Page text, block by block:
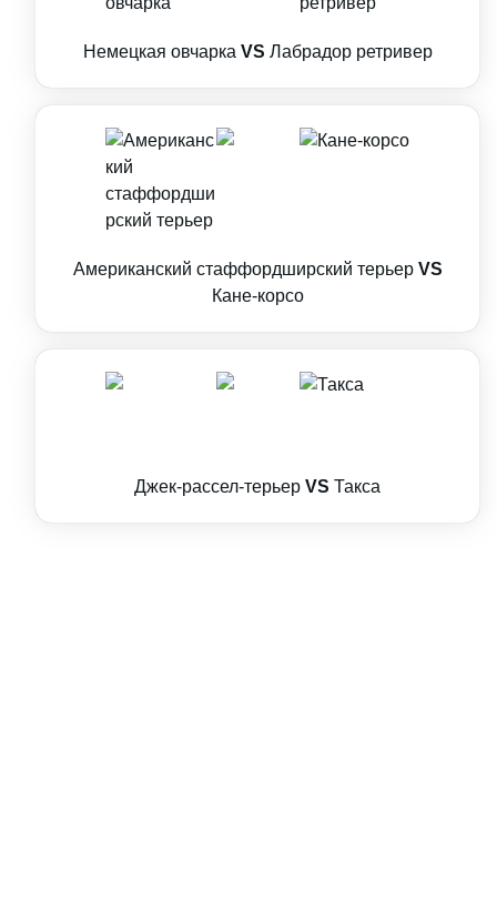
Немецкая овчарка VS Лабрадор ретривер
Американский стаффордширский терьер VS
Кане-корсо
Джек-рассел-терьер VS Такса